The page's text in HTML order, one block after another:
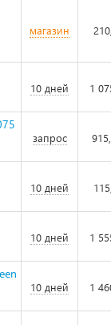
магазин
10 дней 1
запрос
10 дней
10 дней 1
10 дней 1